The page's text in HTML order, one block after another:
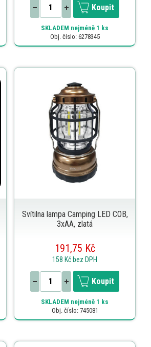
Koupit
SKLADEM nejméně 1 ks
Obj. číslo: 6278345
Svítilna lampa Camping LED COB,
3xAA, zlatá
191,75 Kč
158 Kč bez DPH
Koupit
SKLADEM nejméně 1 ks
Obj. číslo: 745081